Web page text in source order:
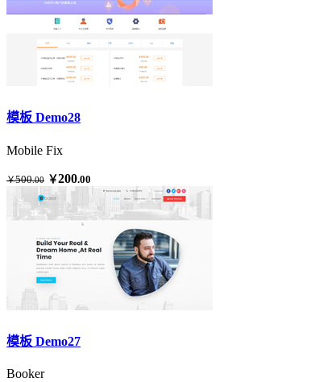
模板 Demo28
Mobile Fix
￥500.00 ￥200.00
模板 Demo27
Booker